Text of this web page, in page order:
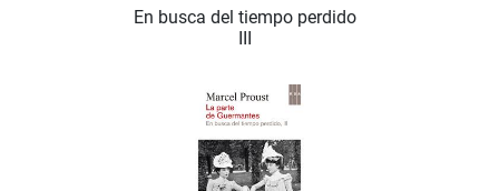
En busca del tiempo perdido